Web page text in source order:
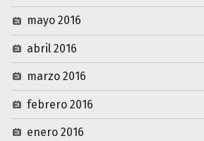
mayo 2016
abril 2016
marzo 2016
febrero 2016
enero 2016